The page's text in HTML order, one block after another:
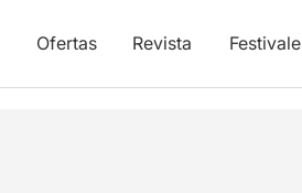
Ofertas Revista